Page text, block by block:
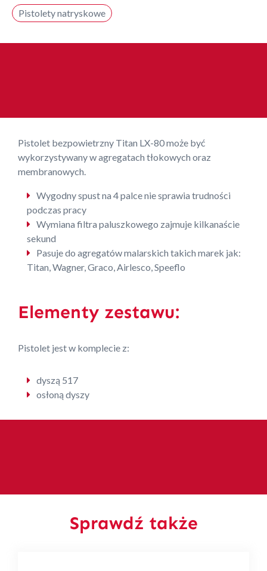
Pistolety natryskowe
Pistolet bezpowietrzny Titan LX-80 może być
wykorzystywany w agregatach tłokowych oraz
membranowych.
Wygodny spust na 4 palce nie sprawia trudności
podczas pracy
Wymiana filtra paluszkowego zajmuje kilkanaście
sekund
Pasuje do agregatów malarskich takich marek jak:
Titan, Wagner, Graco, Airlesco, Speeflo
Elementy zestawu:
Pistolet jest w komplecie z:
dyszą 517
osłoną dyszy
Sprawdź także